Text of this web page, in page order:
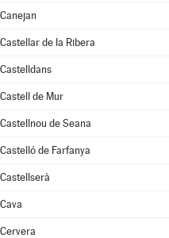
Canejan
Castellar de la Ribera
Castelldans
Castell de Mur
Castellnou de Seana
Castelló de Farfanya
Castellserà
Cava
Cervera